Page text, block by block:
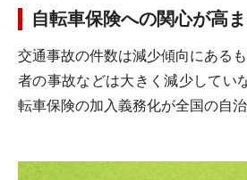
自転車保険への関心が高
交通事故の件数は減少傾向にある
者の事故などは大きく減少してい
転車保険の加入義務化が全国の自